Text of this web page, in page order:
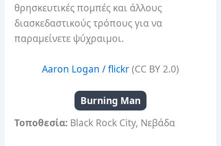
θρησκευτικές πομπές και άλλους
διασκεδαστικούς τρόπους για να
παραμείνετε ψύχραιμοι.
Aaron Logan / flickr(CC BY 2.0)
Burning Man
Τοποθεσία: Black Rock City, Νεβάδα